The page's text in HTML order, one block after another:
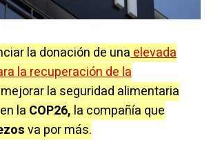
la donación de unaelevada
la recuperación de la
la seguridad alimentaria
la COP26, la compañía que
va por más.